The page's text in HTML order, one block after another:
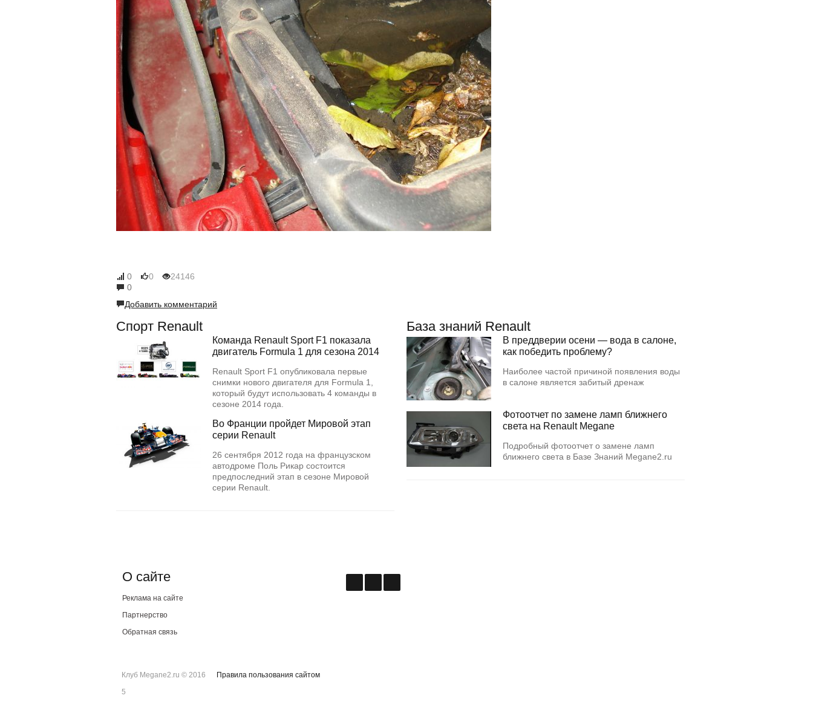
0 0
24146
0
Добавить комментарий
Спорт Renault
Команда Renault Sport F1 показала
двигатель Formula 1 для сезона 2014
Renault Sport F1 опубликовала первые
снимки нового двигателя для Formula 1,
который будут использовать 4 команды в
сезоне 2014 года.
Во Франции пройдет Мировой этап
серии Renault
26 сентября 2012 года на французском
автодроме Поль Рикар состоится
предпоследний этап в сезоне Мировой
серии Renault.
База знаний Renault
В преддверии осени — вода в салоне,
как победить проблему?
Наиболее частой причиной появления воды
в салоне является забитый дренаж
Фотоотчет по замене ламп ближнего
света на Renault Megane
Подробный фотоотчет о замене ламп
ближнего света в Базе Знаний Megane2.ru
О сайте
Реклама на сайте
Партнерство
Обратная связь
Клуб Megane2.ru © 2016
Правила пользования сайтом
5